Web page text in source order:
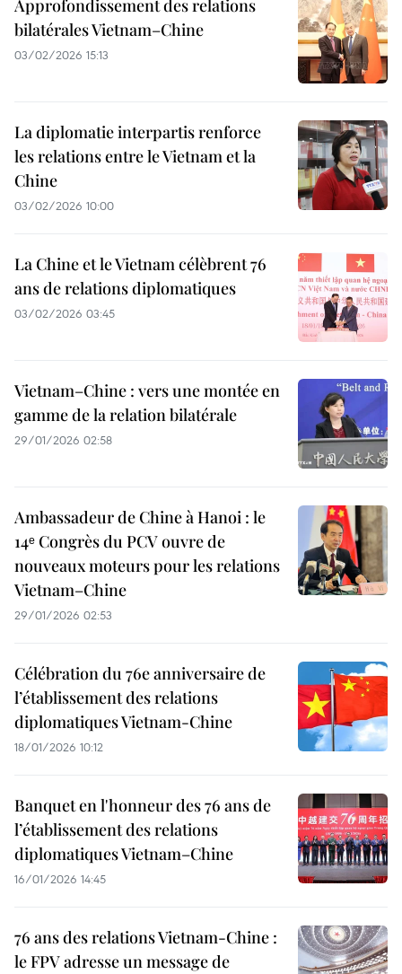
Approfondissement des relations
bilatérales Vietnam–Chine
03/02/2026 15:13
La diplomatie interpartis renforce
les relations entre le Vietnam et la
Chine
03/02/2026 10:00
La Chine et le Vietnam célèbrent 76
ans de relations diplomatiques
03/02/2026 03:45
Vietnam–Chine : vers une montée en
gamme de la relation bilatérale
29/01/2026 02:58
Ambassadeur de Chine à Hanoi : le
14ᵉ Congrès du PCV ouvre de
nouveaux moteurs pour les relations
Vietnam–Chine
29/01/2026 02:53
Célébration du 76e anniversaire de
l’établissement des relations
diplomatiques Vietnam-Chine
18/01/2026 10:12
Banquet en l'honneur des 76 ans de
l’établissement des relations
diplomatiques Vietnam–Chine
16/01/2026 14:45
76 ans des relations Vietnam-Chine :
le FPV adresse un message de